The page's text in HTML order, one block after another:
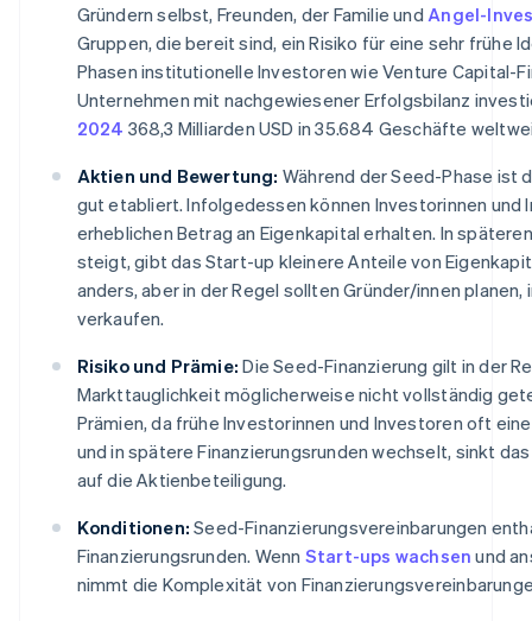
Gründern selbst, Freunden, der Familie und Angel-
Gruppen, die bereit sind, ein Risiko für eine sehr frühe
Phasen institutionelle Investoren wie Venture Capital-
Unternehmen mit nachgewiesener Erfolgsbilanz
2024 368,3 Milliarden USD in 35.684 Geschäfte
Aktien und Bewertung: Während der Seed-Phase ist
gut etabliert. Infolgedessen können Investorinnen
erheblichen Betrag an Eigenkapital erhalten. In
steigt, gibt das Start-up kleinere Anteile von
anders, aber in der Regel sollten Gründer/innen
verkaufen.
Risiko und Prämie: Die Seed-Finanzierung gilt in der
Markttauglichkeit möglicherweise nicht vollständig
Prämien, da frühe Investorinnen und Investoren oft
und in spätere Finanzierungsrunden wechselt, sinkt
auf die Aktienbeteiligung.
Konditionen: Seed-Finanzierungsvereinbarungen
Finanzierungsrunden. Wenn Start-ups wachsen und
nimmt die Komplexität von